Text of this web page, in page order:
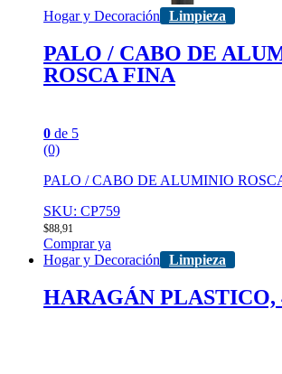
Hogar y Decoración Limpieza
PALO / CABO DE
ROSCA FINA
0 de 5
(0)
PALO / CABO DE ALUMINIO
SKU: CP759
$88,91
Comprar ya
Hogar y Decoración
Limpieza
HARAGÁN PLASTICO,